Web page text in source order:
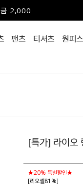
금 2,000
팬츠 티셔츠 원피
[특가] 라이오
★20% 특별할인★
[리오셀81%]